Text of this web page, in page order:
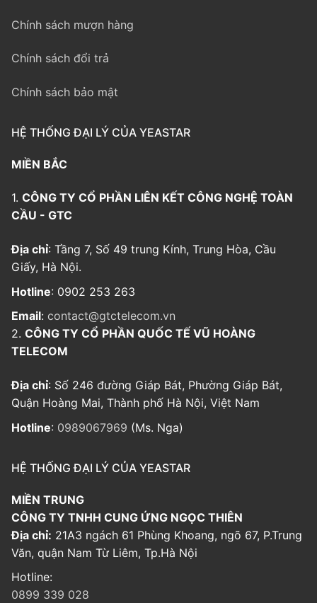
Chính sách mượn hàng
Chính sách đổi trả
Chính sách bảo mật
HỆ THỐNG ĐẠI LÝ CỦA YEASTAR
MIỀN BẮC
1. CÔNG TY CỔ PHẦN LIÊN KẾT CÔNG NGHỆ TOÀN
CẦU - GTC
Địa chỉ: Tầng 7, Số 49 trung Kính, Trung Hòa, Cầu
Giấy, Hà Nội.
Hotline: 0902 253 263
Email: contact@gtctelecom.vn
2. CÔNG TY CỔ PHẦN QUỐC TẾ VŨ HOÀNG
TELECOM
Địa chỉ: Số 246 đường Giáp Bát, Phường Giáp Bát,
Quận Hoàng Mai, Thành phố Hà Nội, Việt Nam
Hotline: 0989067969 (Ms. Nga)
HỆ THỐNG ĐẠI LÝ CỦA YEASTAR
MIỀN TRUNG
CÔNG TY TNHH CUNG ỨNG NGỌC THIÊN
Địa chỉ: 21A3 ngách 61 Phùng Khoang, ngõ 67, P.Trung
Văn, quận Nam Từ Liêm, Tp.Hà Nội
Hotline:
0899 339 028